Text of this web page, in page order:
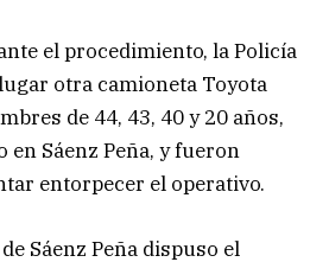
el procedimiento, la Policía
otra camioneta Toyota
de 44, 43, 40 y 20 años,
Sáenz Peña, y fueron
entorpecer el operativo.
Sáenz Peña dispuso el